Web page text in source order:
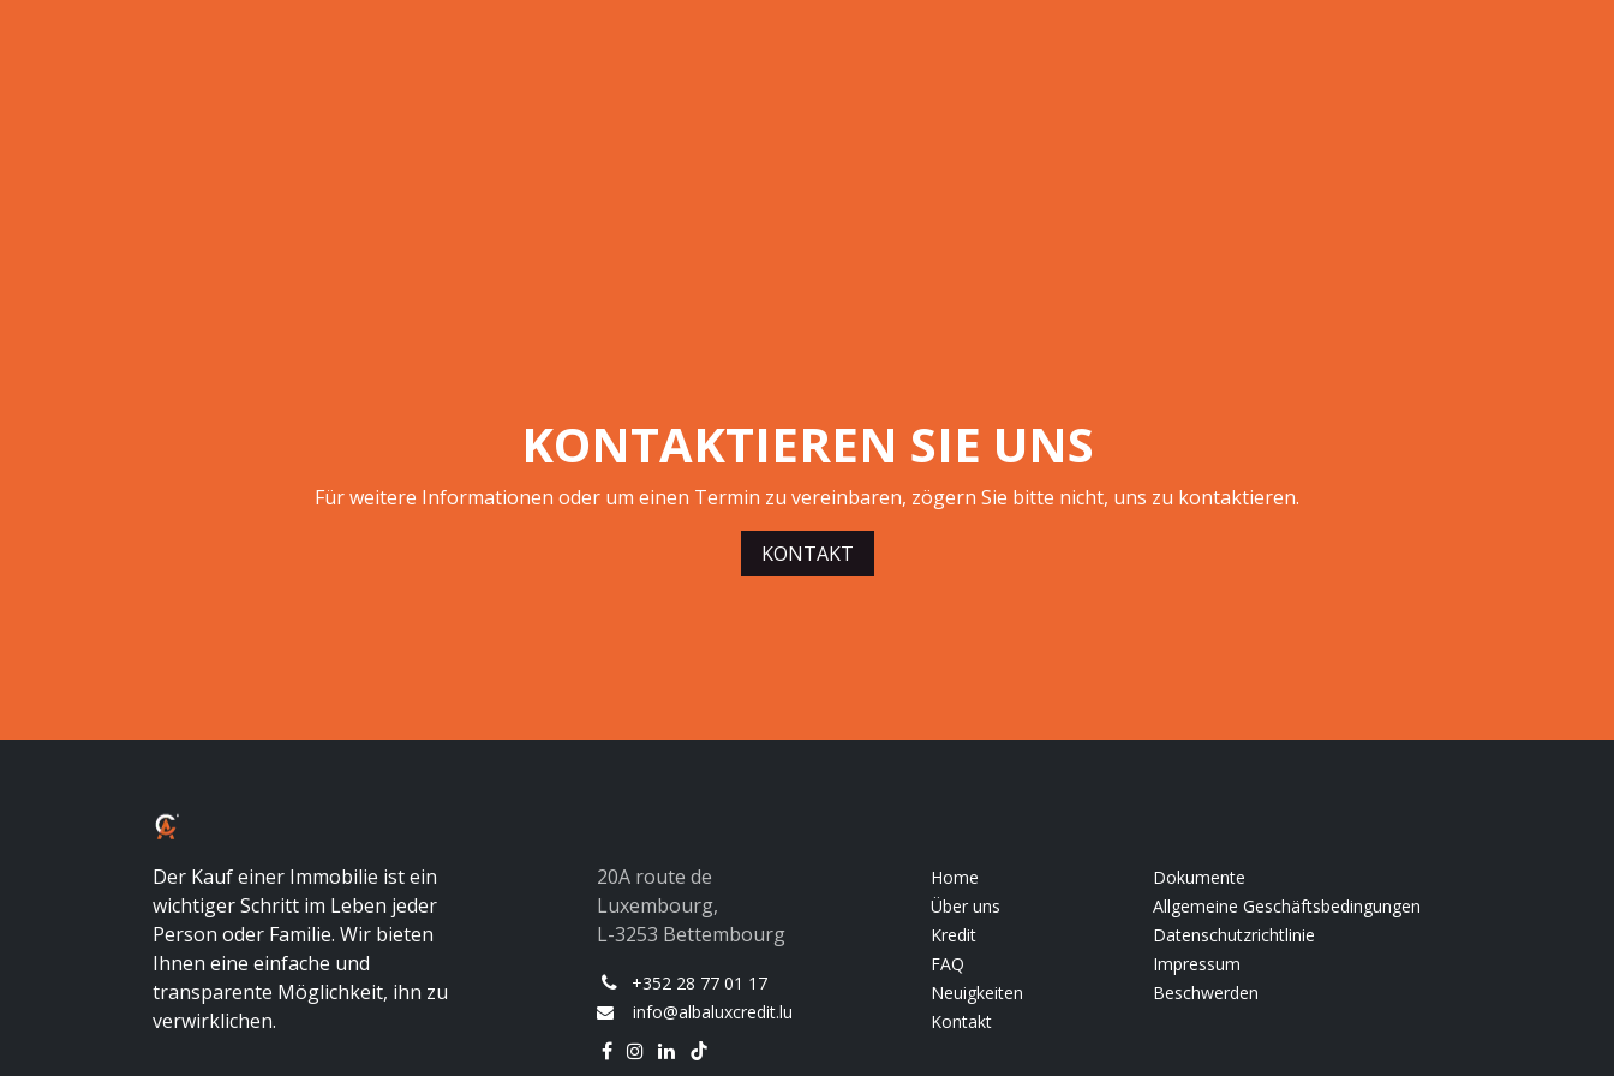
KONTAKTIEREN SIE UNS
Für weitere Informationen oder um einen Termin zu vereinbaren, zögern Sie bitte nicht, uns zu kontaktieren.
KONTAKT
Der Kauf einer Immobilie ist ein
wichtiger Schritt im Leben jeder
Person oder Familie. Wir bieten
Ihnen eine einfache und
transparente Möglichkeit, ihn zu
verwirklichen.
20A route de
Luxembourg,
L-3253 Bettembourg
+352 28 77 01 17
info@albaluxcredit.lu
Home
Über uns
Kredit
FAQ
Neuigkeiten
Kontakt
Dokumente
Allgemeine Geschäftsbedingungen
Datenschutzrichtlinie
Impressum
Beschwerden